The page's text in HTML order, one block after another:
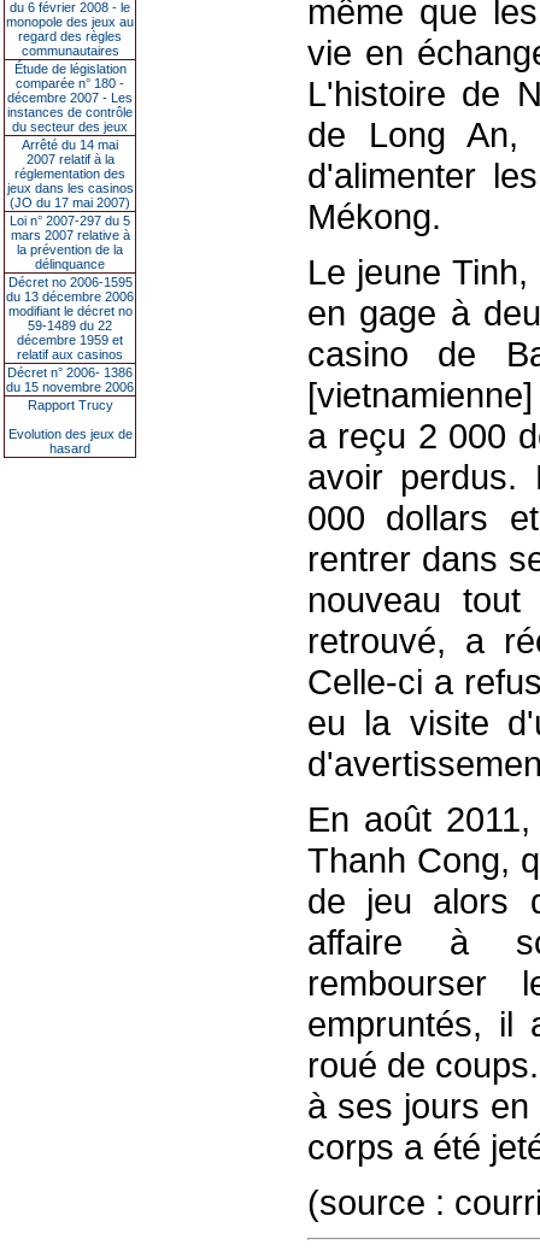
du 6 février 2008 - le
monopole des jeux au
regard des règles
communautaires
Étude de législation
comparée n° 180 -
décembre 2007 - Les
instances de contrôle
du secteur des jeux
Arrêté du 14 mai
2007 relatif à la
réglementation des
jeux dans les casinos
(JO du 17 mai 2007)
Loi n° 2007-297 du 5
mars 2007 relative à
la prévention de la
délinquance
Décret no 2006-1595
du 13 décembre 2006
modifiant le décret no
59-1489 du 22
décembre 1959 et
relatif aux casinos
Décret n° 2006- 1386
du 15 novembre 2006
Rapport Trucy
Evolution des jeux de
hasard
même que
vie en
L'histoire de
de Long
d'alimenter
Mékong.
Le jeune
en gage à
casino de
a reçu 2 000
avoir
000 dollars
rentrer dans
nouveau
retrouvé, a
Celle-ci a
eu la visite
En août
Thanh Cong,
de jeu alors
affaire à
empruntés, il
roué de
à ses jours
corps a été
(source :